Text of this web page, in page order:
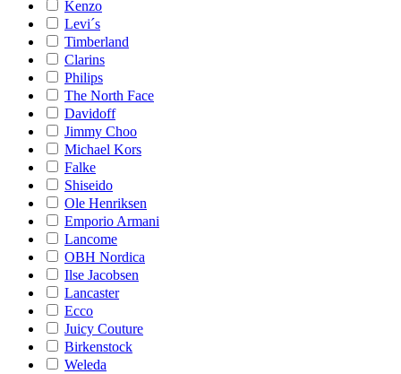
Kenzo
Levi´s
Timberland
Clarins
Philips
The North Face
Davidoff
Jimmy Choo
Michael Kors
Falke
Shiseido
Ole Henriksen
Emporio Armani
Lancome
OBH Nordica
Ilse Jacobsen
Lancaster
Ecco
Juicy Couture
Birkenstock
Weleda